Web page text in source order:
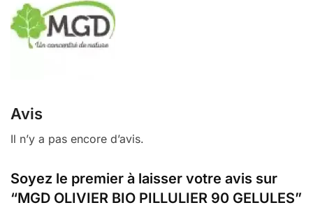
Avis
Il n’y a pas encore d’avis.
Soyez le premier à laisser votre avis sur
“MGD OLIVIER BIO PILLULIER 90 GELULES”